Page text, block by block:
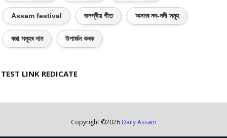
Assam festival জনপ্ৰীয় গীত অসমৰ নদ-নদী সমূহ
ৰজা সমূহৰ নাম উপাৰ্জন কৰক
TEST LINK REDICATE
Copyright ©2026 Daily Assam